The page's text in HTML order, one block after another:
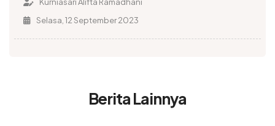
Kurniasari Alifta Ramadhani
Selasa, 12 September 2023
Berita Lainnya